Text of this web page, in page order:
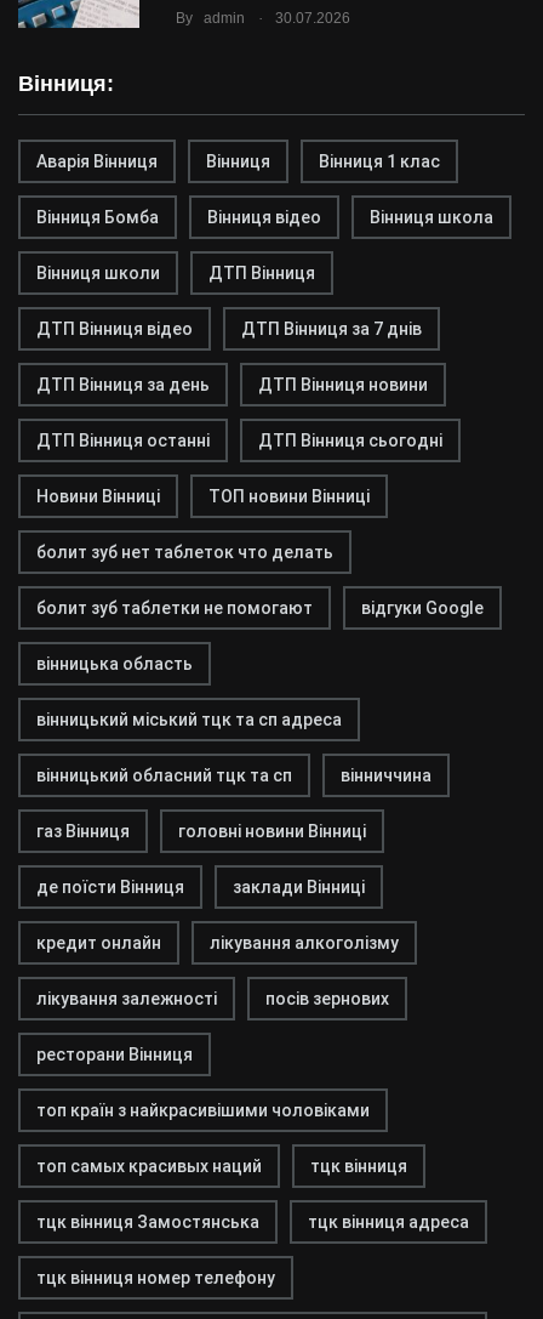
By admin . 30.07.2026
Вінниця:
Аварія Вінниця Вінниця Вінниця 1 клас
Вінниця Бомба Вінниця відео Вінниця школа
Вінниця школи ДТП Вінниця
ДТП Вінниця відео ДТП Вінниця за 7 днів
ДТП Вінниця за день ДТП Вінниця новини
ДТП Вінниця останні ДТП Вінниця сьогодні
Новини Вінниці ТОП новини Вінниці
болит зуб нет таблеток что делать
болит зуб таблетки не помогают відгуки Google
вінницька область
вінницький міський тцк та сп адреса
вінницький обласний тцк та сп вінниччина
газ Вінниця головні новини Вінниці
де поїсти Вінниця заклади Вінниці
кредит онлайн лікування алкоголізму
лікування залежності посів зернових
ресторани Вінниця
топ країн з найкрасивішими чоловіками
топ самых красивых наций тцк вінниця
тцк вінниця Замостянська тцк вінниця адреса
тцк вінниця номер телефону